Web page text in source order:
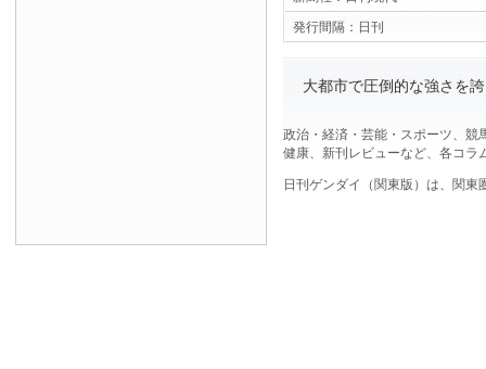
発行間隔： 日刊
大都市で圧倒的な強さを
政治・経済・芸能・スポーツ、競
健康、新刊レビューなど、各コラ
日刊ゲンダイ（関東版）は、関